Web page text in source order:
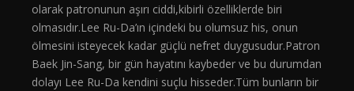
olarak patronunun aşırı ciddi,kibirli özelliklerde biri
olmasıdır.Lee Ru-Da’ın içindeki bu olumsuz his, onun
ölmesini isteyecek kadar güçlü nefret duygusudur.Patron
Baek Jin-Sang, bir gün hayatını kaybeder ve bu durumdan
dolayı Lee Ru-Da kendini suçlu hisseder.Tüm bunların bir